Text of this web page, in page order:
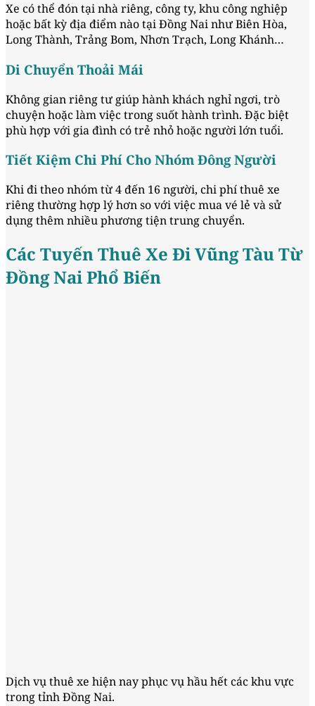
Xe có thể đón tại nhà riêng, công ty, khu công nghiệp
hoặc bất kỳ địa điểm nào tại Đồng Nai như Biên Hòa,
Long Thành, Trảng Bom, Nhơn Trạch, Long Khánh…
Di Chuyển Thoải Mái
Không gian riêng tư giúp hành khách nghỉ ngơi, trò
chuyện hoặc làm việc trong suốt hành trình. Đặc biệt
phù hợp với gia đình có trẻ nhỏ hoặc người lớn tuổi.
Tiết Kiệm Chi Phí Cho Nhóm Đông Người
Khi đi theo nhóm từ 4 đến 16 người, chi phí thuê xe
riêng thường hợp lý hơn so với việc mua vé lẻ và sử
dụng thêm nhiều phương tiện trung chuyển.
Các Tuyến Thuê Xe Đi Vũng Tàu Từ
Đồng Nai Phổ Biến
Dịch vụ thuê xe hiện nay phục vụ hầu hết các khu vực
trong tỉnh Đồng Nai.